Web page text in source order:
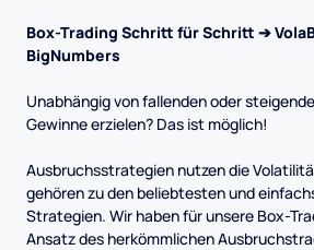
Box-Trading Schritt für Schritt ➔
BigNumbers
Unabhängig von fallenden oder
Gewinne erzielen? Das ist möglich!
Ausbruchsstrategien nutzen die
gehören zu den beliebtesten und
Strategien. Wir haben für unsere Box-
Ansatz des herkömmlichen